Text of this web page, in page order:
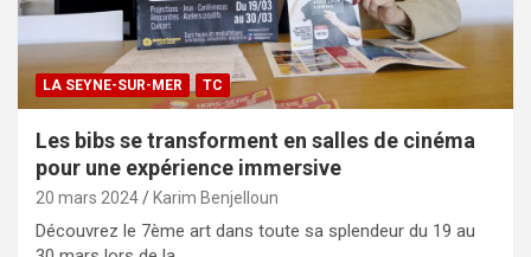
LA SEYNE-SUR-MER TC
Les bibs se transforment en salles de cinéma
pour une expérience immersive
20 mars 2024 Karim Benjelloun
Découvrez le 7ème art dans toute sa splendeur du 19 au